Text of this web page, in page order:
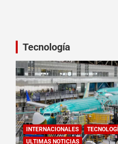
Tecnología
INTERNACIONALES
ULTIMAS NOTICIAS